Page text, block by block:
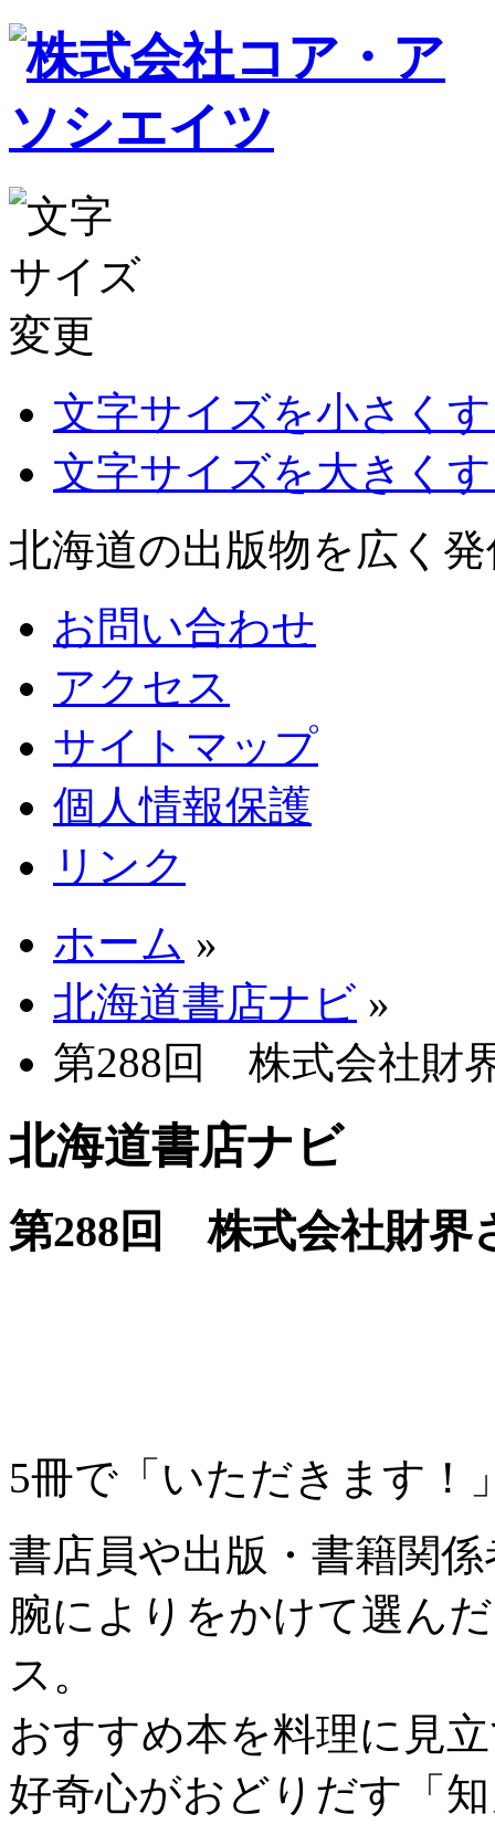
文字サイズを小さく
文字サイズを大きく
北海道の出版物を広く
お問い合わせ
アクセス
サイトマップ
個人情報保護
リンク
ホーム »
北海道書店ナビ »
第288回 株式会社財
北海道書店ナビ
第288回 株式会社財界
5冊で「いただきます！
書店員や出版・書籍関
腕によりをかけて選ん
ス。
おすすめ本を料理に見
好奇心がおどりだす「